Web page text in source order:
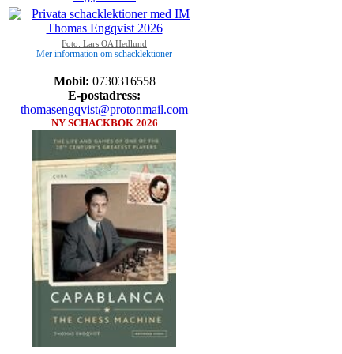
Foto: Lars OA Hedlund
Mer information om schacklektioner
Mobil: 0730316558
E-postadress:
thomasengqvist@protonmail.com
NY SCHACKBOK 2026